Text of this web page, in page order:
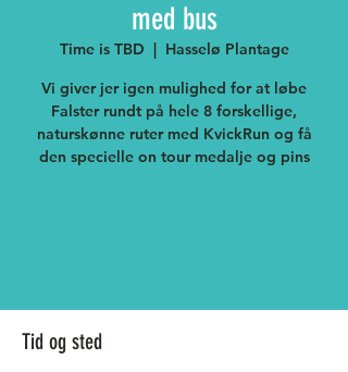
med bus
Time is TBD
  |
Hasselø Plantage
Vi giver jer igen mulighed for at løbe
Falster rundt på hele 8 forskellige,
naturskønne ruter med KvickRun og få
den specielle on tour medalje og pins
Tid og sted